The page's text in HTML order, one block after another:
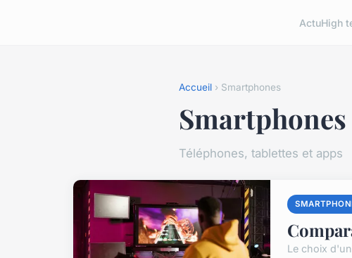
ActuHigh
Accueil › Smartphones
Smartphones
Téléphones, tablettes et apps
Le choix